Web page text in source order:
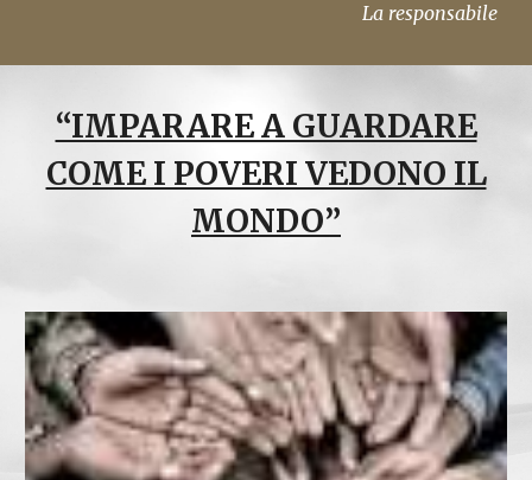
La responsabile
“IMPARARE A GUARDARE
COME I POVERI VEDONO IL
MONDO”